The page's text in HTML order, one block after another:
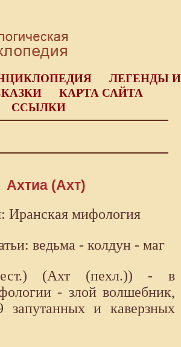
ЛЕГЕНДЫ И
КАРТА САЙТА
ССЫЛКИ
Ахтиа (Ахт)
Иранская мифология
ведьма - колдун - маг
(Ахт (пехл.)) - в
- злой волшебник,
запутанных и каверзных